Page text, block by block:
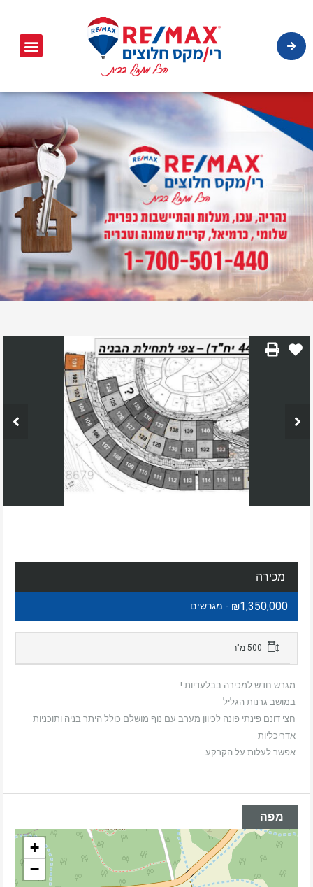
מכירה
₪1,350,000 - מגרשים
מגרש חדש למכירה בבלעדיות !
במושב גרנות הגליל
חצי דונם פינתי פונה לכיוון מערב עם נוף מושלם כולל היתר בניה ותוכניות
אדריכליות
אפשר לעלות על הקרקע
מפה
+
−